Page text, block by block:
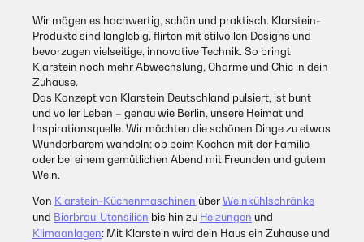
Wir mögen es hochwertig, schön und praktisch. Klarstein-
Produkte sind langlebig, flirten mit stilvollen Designs und
bevorzugen vielseitige, innovative Technik. So bringt
Klarstein noch mehr Abwechslung, Charme und Chic in dein
Zuhause.
Das Konzept von Klarstein Deutschland pulsiert, ist bunt
und voller Leben – genau wie Berlin, unsere Heimat und
Inspirationsquelle. Wir möchten die schönen Dinge zu etwas
Wunderbarem wandeln: ob beim Kochen mit der Familie
oder bei einem gemütlichen Abend mit Freunden und gutem
Wein.
Von Klarstein-Küchenmaschinen überWeinkühlschränke
und Bierbrau-Utensilien bis hin zu Heizungen und
Klimaanlagen: Mit Klarstein wird dein Haus ein Zuhause und